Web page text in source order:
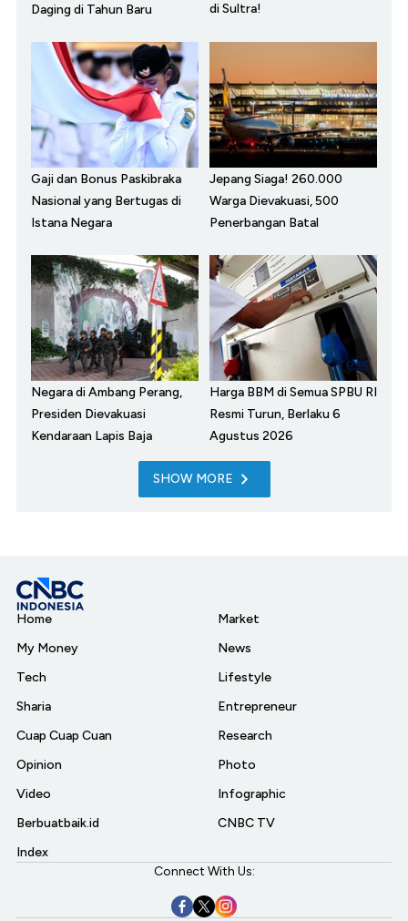
Daging di Tahun Baru
di Sultra!
Gaji dan Bonus Paskibraka
Nasional yang Bertugas di
Istana Negara
Jepang Siaga! 260.000
Warga Dievakuasi, 500
Penerbangan Batal
Negara di Ambang Perang,
Presiden Dievakuasi
Kendaraan Lapis Baja
Harga BBM di Semua SPBU RI
Resmi Turun, Berlaku 6
Agustus 2026
SHOW MORE
Home
My Money
Tech
Sharia
Cuap Cuap Cuan
Opinion
Video
Berbuatbaik.id
Index
Market
News
Lifestyle
Entrepreneur
Research
Photo
Infographic
CNBC TV
Connect With Us: